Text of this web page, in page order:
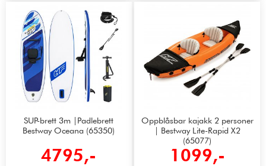
SUP-brett 3m |Padlebrett
Bestway Oceana (65350)
4795,-
Oppblåsbar kajakk 2 personer
| Bestway Lite-Rapid X2
(65077)
1099,-